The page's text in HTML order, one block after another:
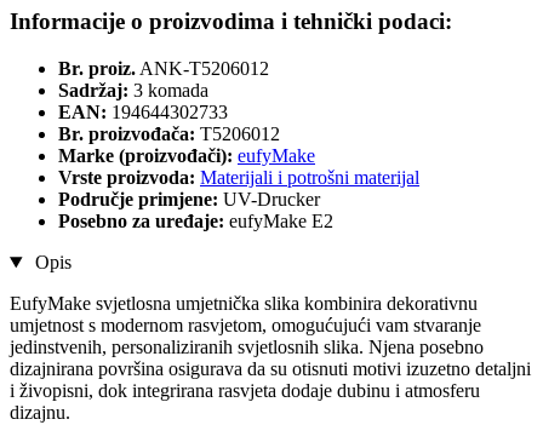
Informacije o proizvodima i tehnički podaci:
Br. proiz. ANK-T5206012
Sadržaj: 3 komada
EAN: 194644302733
Br. proizvođača: T5206012
Marke (proizvođači): eufyMake
Vrste proizvoda: Materijali i potrošni materijal
Područje primjene: UV-Drucker
Posebno za uređaje: eufyMake E2
Opis
EufyMake svjetlosna umjetnička slika kombinira dekorativnu
umjetnost s modernom rasvjetom, omogućujući vam stvaranje
jedinstvenih, personaliziranih svjetlosnih slika. Njena posebno
dizajnirana površina osigurava da su otisnuti motivi izuzetno detaljni
i živopisni, dok integrirana rasvjeta dodaje dubinu i atmosferu
dizajnu.